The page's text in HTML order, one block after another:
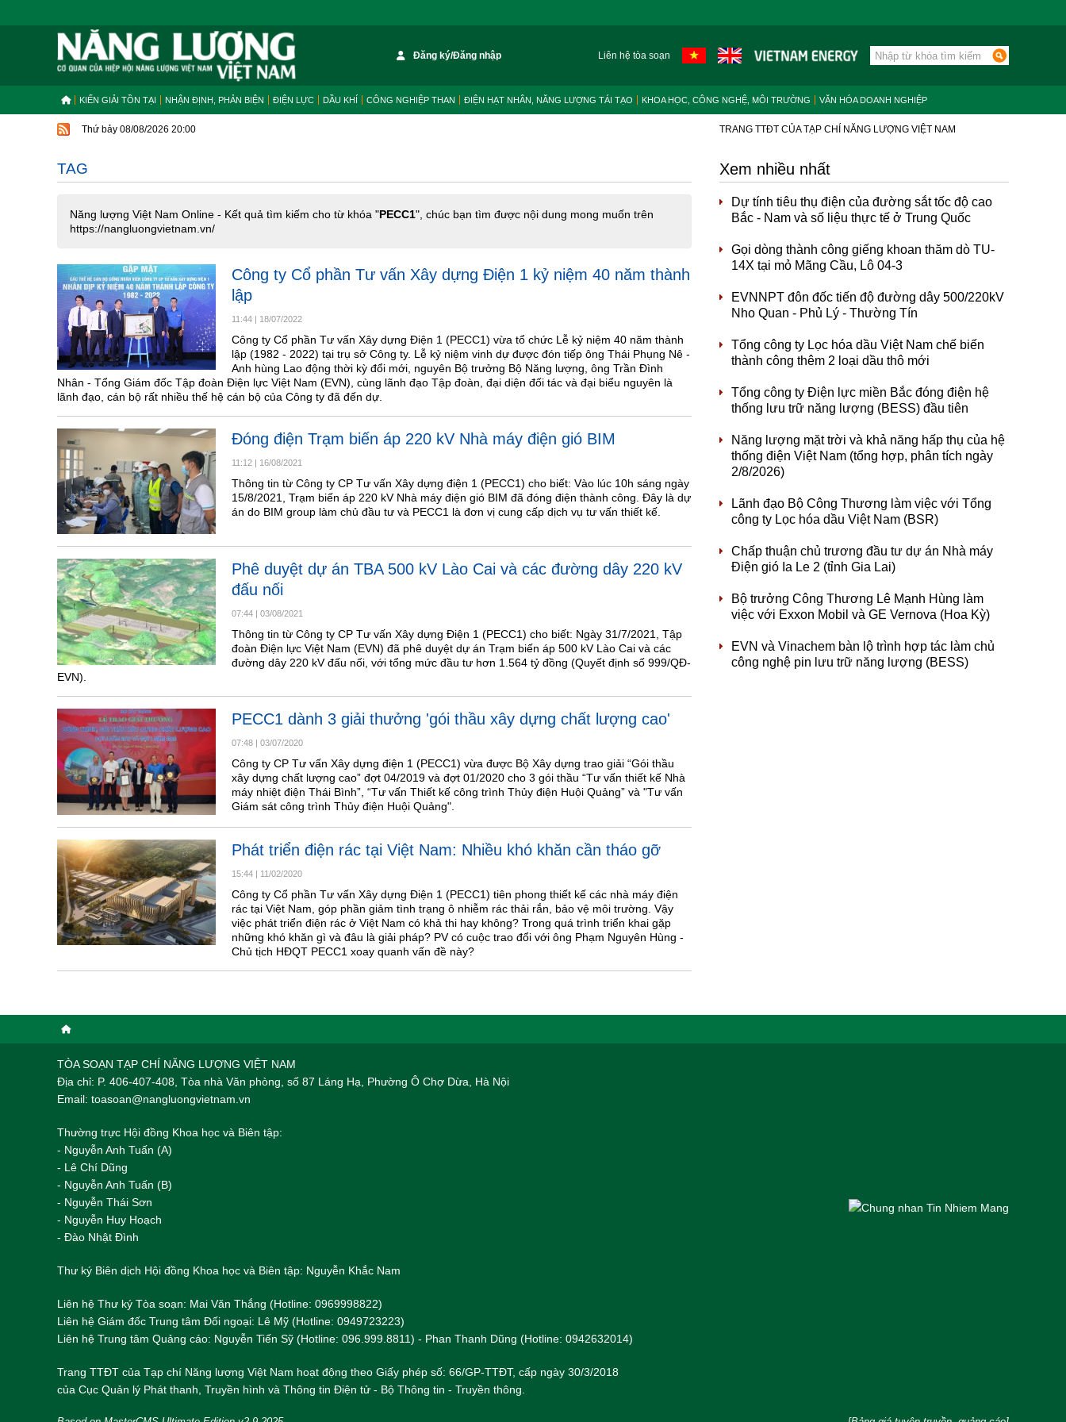
Đăng ký/Đăng nhập Liên hệ tòa soạn
KIẾN GIẢI TỒN TẠI NHẬN ĐỊNH, PHẢN BIỆN ĐIỆN LỰC DẦU KHÍ CÔNG NGHIỆP THAN ĐIỆN HẠT NHÂN, NĂNG LƯỢNG TÁI TẠO KHOA HỌC, CÔNG NGHỆ, MÔI TRƯỜNG VĂN HÓA DOANH NGHIỆP
Thứ bảy 08/08/2026 20:00 TRANG TTĐT CỦA TẠP CHÍ NĂNG LƯỢNG VIỆT NAM
TAG
Năng lượng Việt Nam Online - Kết quả tìm kiếm cho từ khóa "PECC1", chúc bạn tìm được nội dung mong muốn trên
https://nangluongvietnam.vn/
Công ty Cổ phần Tư vấn Xây dựng Điện 1 kỷ niệm 40 năm thành
lập
11:44 | 18/07/2022
Công ty Cổ phần Tư vấn Xây dựng Điện 1 (PECC1) vừa tổ chức Lễ kỷ niệm 40 năm thành
lập (1982 - 2022) tại trụ sở Công ty. Lễ kỷ niệm vinh dự được đón tiếp ông Thái Phụng Nê -
Anh hùng Lao động thời kỳ đổi mới, nguyên Bộ trưởng Bộ Năng lượng, ông Trần Đình
Nhân - Tổng Giám đốc Tập đoàn Điện lực Việt Nam (EVN), cùng lãnh đạo Tập đoàn, đại diện đối tác và đại biểu nguyên là
lãnh đạo, cán bộ rất nhiều thế hệ cán bộ của Công ty đã đến dự.
Đóng điện Trạm biến áp 220 kV Nhà máy điện gió BIM
11:12 | 16/08/2021
Thông tin từ Công ty CP Tư vấn Xây dựng điện 1 (PECC1) cho biết: Vào lúc 10h sáng ngày
15/8/2021, Trạm biến áp 220 kV Nhà máy điện gió BIM đã đóng điện thành công. Đây là dự
án do BIM group làm chủ đầu tư và PECC1 là đơn vị cung cấp dịch vụ tư vấn thiết kế.
Phê duyệt dự án TBA 500 kV Lào Cai và các đường dây 220 kV
đấu nối
07:44 03/08/2021
Thông tin từ Công ty CP Tư vấn Xây dựng Điện 1 (PECC1) cho biết: Ngày 31/7/2021, Tập
đoàn Điện lực Việt Nam (EVN) đã phê duyệt dự án Trạm biến áp 500 kV Lào Cai và các
đường dây 220 kV đấu nối, với tổng mức đầu tư hơn 1.564 tỷ đồng (Quyết định số 999/QĐ-
EVN).
PECC1 dành 3 giải thưởng 'gói thầu xây dựng chất lượng cao'
07:48 03/07/2020
Công ty CP Tư vấn Xây dựng điện 1 (PECC1) vừa được Bộ Xây dựng trao giải “Gói thầu
xây dựng chất lượng cao” đợt 04/2019 và đợt 01/2020 cho 3 gói thầu “Tư vấn thiết kế Nhà
máy nhiệt điện Thái Bình”, “Tư vấn Thiết kế công trình Thủy điện Huội Quảng” và "Tư vấn
Giám sát công trình Thủy điện Huội Quảng".
Phát triển điện rác tại Việt Nam: Nhiều khó khăn cần tháo gỡ
15:44 | 11/02/2020
Công ty Cổ phần Tư vấn Xây dựng Điện 1 (PECC1) tiên phong thiết kế các nhà máy điện
rác tại Việt Nam, góp phần giảm tình trạng ô nhiễm rác thải rắn, bảo vệ môi trường. Vậy
việc phát triển điện rác ở Việt Nam có khả thi hay không? Trong quá trình triển khai gặp
những khó khăn gì và đâu là giải pháp? PV có cuộc trao đổi với ông Phạm Nguyên Hùng -
Chủ tịch HĐQT PECC1 xoay quanh vấn đề này?
Xem nhiều nhất
Dự tính tiêu thụ điện của đường sắt tốc độ cao
Bắc - Nam và số liệu thực tế ở Trung Quốc
Gọi dòng thành công giếng khoan thăm dò TU-
14X tại mỏ Mãng Cầu, Lô 04-3
EVNNPT đôn đốc tiến độ đường dây 500/220kV
Nho Quan - Phủ Lý - Thường Tín
Tổng công ty Lọc hóa dầu Việt Nam chế biến
thành công thêm 2 loại dầu thô mới
Tổng công ty Điện lực miền Bắc đóng điện hệ
thống lưu trữ năng lượng (BESS) đầu tiên
Năng lượng mặt trời và khả năng hấp thụ của hệ
thống điện Việt Nam (tổng hợp, phân tích ngày
2/8/2026)
Lãnh đạo Bộ Công Thương làm việc với Tổng
công ty Lọc hóa dầu Việt Nam (BSR)
Chấp thuận chủ trương đầu tư dự án Nhà máy
Điện gió Ia Le 2 (tỉnh Gia Lai)
Bộ trưởng Công Thương Lê Mạnh Hùng làm
việc với Exxon Mobil và GE Vernova (Hoa Kỳ)
EVN và Vinachem bàn lộ trình hợp tác làm chủ
công nghệ pin lưu trữ năng lượng (BESS)
TÒA SOẠN TẠP CHÍ NĂNG LƯỢNG VIỆT NAM
Địa chỉ: P. 406-407-408, Tòa nhà Văn phòng, số 87 Láng Hạ, Phường Ô Chợ Dừa, Hà Nội
Email: toasoan@nangluongvietnam.vn
Thường trực Hội đồng Khoa học và Biên tập:
​​​​​​- Nguyễn Anh Tuấn (A)
- Lê Chí Dũng
- Nguyễn Anh Tuấn (B)
- Nguyễn Thái Sơn
- Nguyễn Huy Hoạch
- Đào Nhật Đình
Thư ký Biên dịch Hội đồng Khoa học và Biên tập: Nguyễn Khắc Nam
Liên hệ Thư ký Tòa soạn: Mai Văn Thắng (Hotline: 0969998822)
Liên hệ Giám đốc Trung tâm Đối ngoại: Lê Mỹ (Hotline: 0949723223)
Liên hệ Trung tâm Quảng cáo: Nguyễn Tiến Sỹ (Hotline: 096.999.8811) - Phan Thanh Dũng (Hotline: 0942632014)
Trang TTĐT của Tạp chí Năng lượng Việt Nam hoạt động theo Giấy phép số: 66/GP-TTĐT, cấp ngày 30/3/2018
của Cục Quản lý Phát thanh, Truyền hình và Thông tin Điện tử - Bộ Thông tin - Truyền thông.